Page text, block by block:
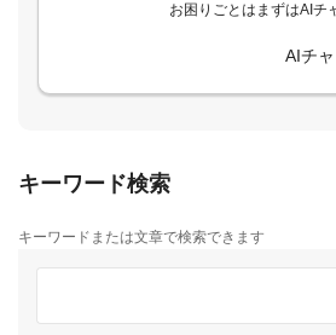
お困りごとはまずはAIチ
AIチ
キーワード検索
キーワードまたは文章で検索できます